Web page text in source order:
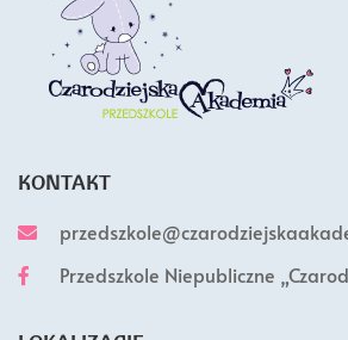
KONTAKT
Przedszkole Niepubliczne